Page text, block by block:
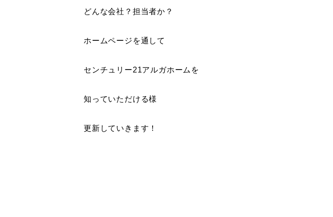
どんな会社？担当者か？
ホームページを通して
センチュリー21アルガホームを
知っていただける様
更新していきます！